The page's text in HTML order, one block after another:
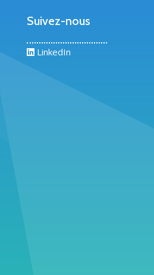
Suivez-nous
LinkedIn